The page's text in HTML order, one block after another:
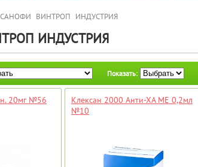
ВИНТРОП ИНДУСТРИЯ
ИНДУСТРИЯ
Показать:
20мг №56
Клексан 2000 Анти-ХА МЕ 0,2мл
№10